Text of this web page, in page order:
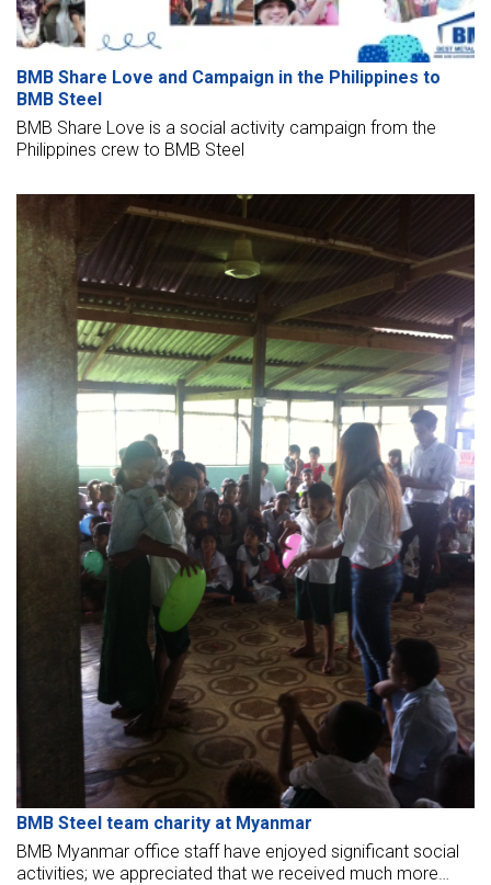
BMB Share Love and Campaign in the Philippines to
BMB Steel
BMB Share Love is a social activity campaign from the
Philippines crew to BMB Steel
BMB Steel team charity at Myanmar
BMB Myanmar office staff have enjoyed significant social
activities; we appreciated that we received much more